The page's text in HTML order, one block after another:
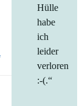
Hülle
habe
ich
leider
verloren
:-(.“